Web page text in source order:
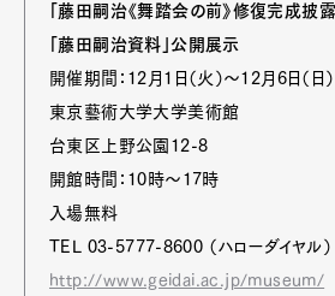
「藤田嗣治《舞踏会の前》修復完成披露
「藤田嗣治資料」公開展示
開催期間：12月1日（火）～12月6日（日）
東京藝術大学大学美術館
台東区上野公園12-8
開館時間：10時～17時
入場無料
TEL 03-5777-8600 （ハローダイヤル）
http://www.geidai.ac.jp/museum/